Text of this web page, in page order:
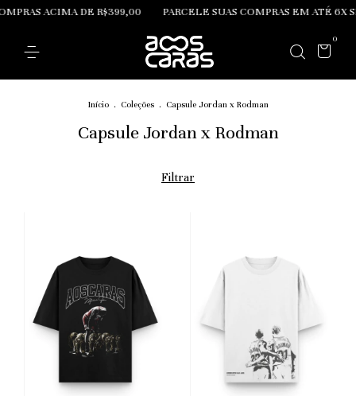
ACIMA DE R$399,00 PARCELE SUAS COMPRAS EM ATÉ 6X
0
Início . Coleções . Capsule Jordan x Rodman
Capsule Jordan x Rodman
Filtrar